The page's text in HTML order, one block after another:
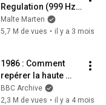
Regulation (999 Hz)
| 1 hour handpan
music | Malte
Malte Marten
5,7 M de vues • il y a 3 mois
1986 : Comment
repérer la haute
société ? | C’est la
vie ! | Archives de la
BBC Archive
2,3 M de vues • il y a 4 mois